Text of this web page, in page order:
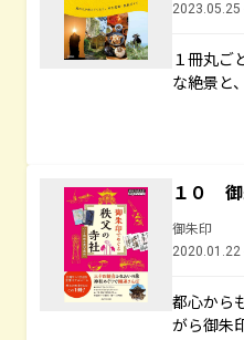
2023.05.25
１冊丸ご
な絶景と
１０ 御
御朱印
2020.01.22
都心から
がら御朱